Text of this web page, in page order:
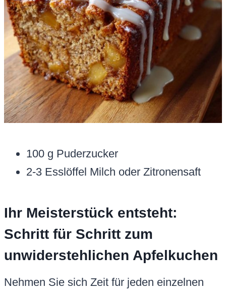
100 g Puderzucker
2-3 Esslöffel Milch oder Zitronensaft
Ihr Meisterstück entsteht:
Schritt für Schritt zum
unwiderstehlichen Apfelkuchen
Nehmen Sie sich Zeit für jeden einzelnen